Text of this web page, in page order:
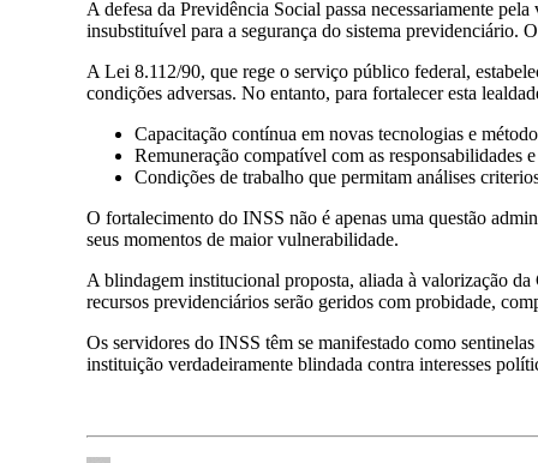
A defesa da Previdência Social passa necessariamente
insubstituível para a segurança do sistema previdenciário.
A Lei 8.112/90, que rege o serviço público federal,
condições adversas. No entanto, para fortalecer esta
Capacitação contínua em novas tecnologias e
Remuneração compatível com as responsabilidades
Condições de trabalho que permitam análises
O fortalecimento do INSS não é apenas uma questão
seus momentos de maior vulnerabilidade.
A blindagem institucional proposta, aliada à valorização
recursos previdenciários serão geridos com probidade,
Os servidores do INSS têm se manifestado como
instituição verdadeiramente blindada contra interesses